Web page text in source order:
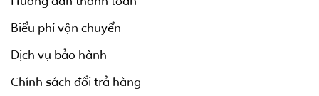
Biểu phí vận chuyển
Dịch vụ bảo hành
Chính sách đổi trả hàng